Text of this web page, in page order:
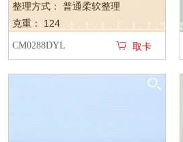
整理方式： 普通柔软整理
克重： 124
CM0288DYL 取卡